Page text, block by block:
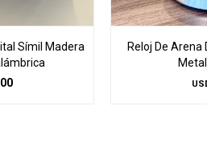
Símil Madera
Reloj De Arena